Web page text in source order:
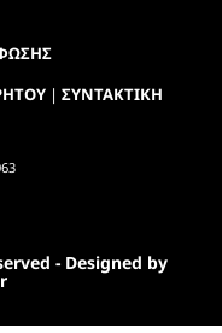
| ΣΥΝΤΑΚΤΙΚΗ
- Designed by